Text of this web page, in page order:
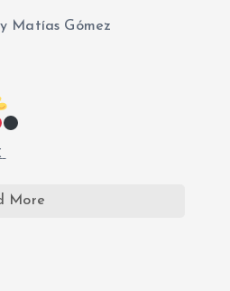
Matías Gómez
More